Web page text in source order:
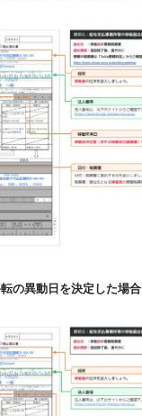
の異動日を決定した場合